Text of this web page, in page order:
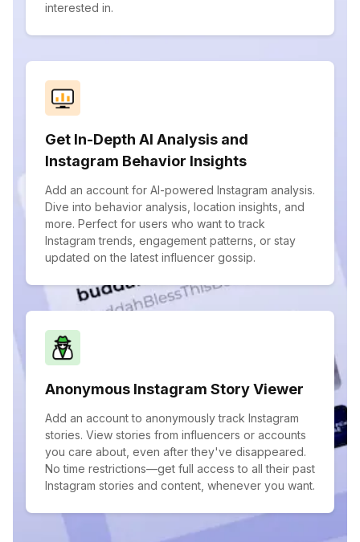
interested in.
Get In-Depth AI Analysis and
Instagram Behavior Insights
Add an account for AI-powered Instagram analysis.
Dive into behavior analysis, location insights, and
more. Perfect for users who want to track
Instagram trends, engagement patterns, or stay
updated on the latest influencer gossip.
Anonymous Instagram Story Viewer
Add an account to anonymously track Instagram
stories. View stories from influencers or accounts
you care about, even after they've disappeared.
No time restrictions—get full access to all their past
Instagram stories and content, whenever you want.